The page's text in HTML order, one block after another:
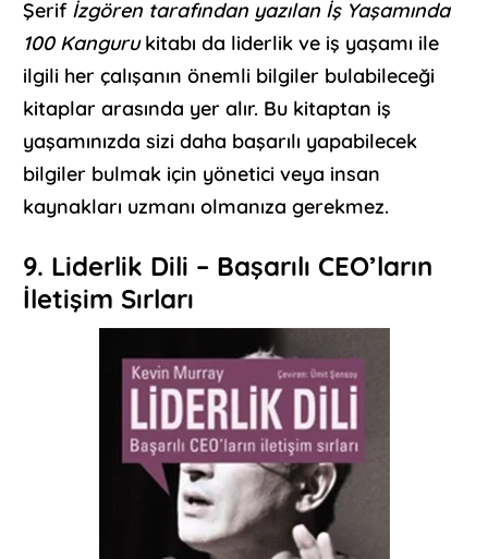
Şerif İzgören tarafından yazılan İş Yaşamında
100 Kangurukitabı da liderlik ve iş yaşamı ile
ilgili her çalışanın önemli bilgiler bulabileceği
kitaplar arasında yer alır. Bu kitaptan iş
yaşamınızda sizi daha başarılı yapabilecek
bilgiler bulmak için yönetici veya insan
kaynakları uzmanı olmanıza gerekmez.
9. Liderlik Dili – Başarılı CEO’ların
İletişim Sırları